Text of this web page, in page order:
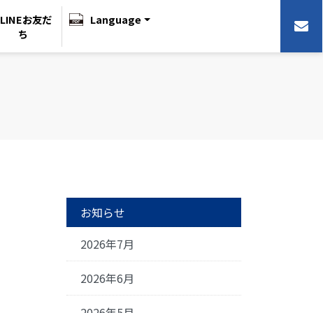
LINEお友だ
ち
Language
お知らせ
2026年7月
2026年6月